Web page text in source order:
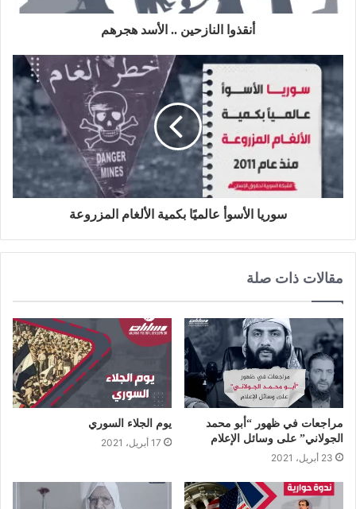
أنقذوا النازحين .. الأسد هجرهم
سوريا الأسوأ عالميًا بكمية الألغام المزروعة
مقالات ذات صلة
مراجعات في ظهور “أبو محمد
الجولاني” على وسائل الإعلام
23 أبريل، 2021
يوم الجلاء السوري
17 أبريل، 2021